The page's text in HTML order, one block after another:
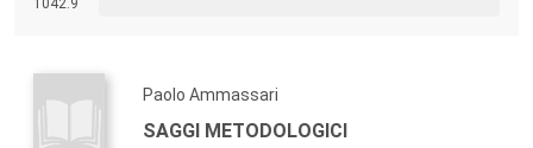
1042.9
Paolo Ammassari
SAGGI METODOLOGICI